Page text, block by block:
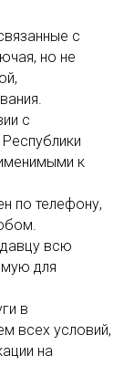
с
но не
с
к
по телефону,
всю
для
в
всех условий,
на